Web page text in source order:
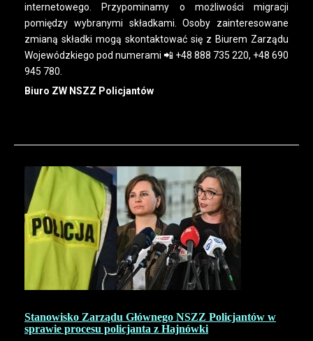
internetowego. Przypominamy o możliwości migracji
pomiędzy wybranymi składkami. Osoby zainteresowane
zmianą składki mogą skontaktować się z Biurem Zarządu
Wojewódzkiego pod numerami 📲 +48 888 735 220, +48 690
945 780.
Biuro ZW NSZZ Policjantów
Stanowisko Zarządu Głównego NSZZ Policjantów w
sprawie procesu policjanta z Hajnówki